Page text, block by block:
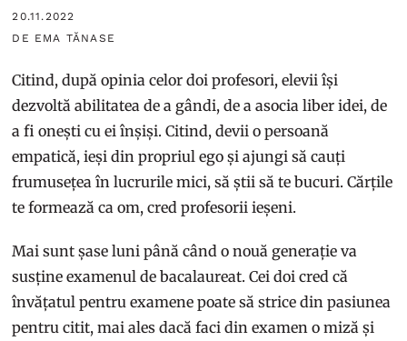
20.11.2022
DE EMA TĂNASE
Citind, după opinia celor doi profesori, elevii își
dezvoltă abilitatea de a gândi, de a asocia liber idei, de
a fi onești cu ei înșiși. Citind, devii o persoană
empatică, ieși din propriul ego și ajungi să cauți
frumusețea în lucrurile mici, să știi să te bucuri. Cărțile
te formează ca om, cred profesorii ieșeni.
Mai sunt șase luni până când o nouă generație va
susține examenul de bacalaureat. Cei doi cred că
învățatul pentru examene poate să strice din pasiunea
pentru citit, mai ales dacă faci din examen o miză și